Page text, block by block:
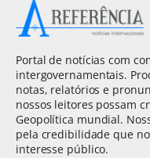
Portal de notícias com
intergovernamentais.
notas, relatórios e
nossos leitores possam
Geopolítica mundial.
pela credibilidade que
interesse público.